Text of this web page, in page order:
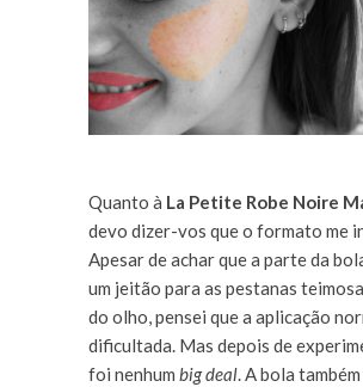
Quanto à La Petite Robe Noire
devo dizer-vos que o formato me
Apesar de achar que a parte da
um jeitão para as pestanas
do olho, pensei que a aplicação
dificultada. Mas depois de
foi nenhum big deal. A bola